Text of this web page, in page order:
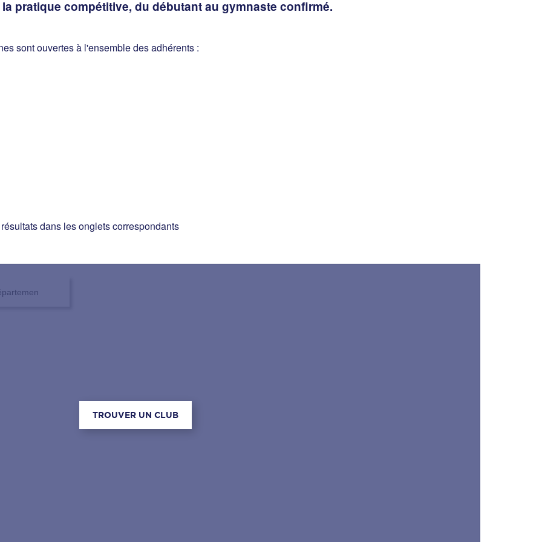
pratique compétitive, du débutant au gymnaste confirmé.
sont ouvertes à l'ensemble des adhérents :
dans les onglets correspondants
TROUVER UN CLUB